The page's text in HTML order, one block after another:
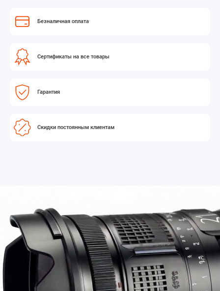
Безналичная оплата
Сертификаты на все товары
Гарантия
Скидки постоянным клиентам